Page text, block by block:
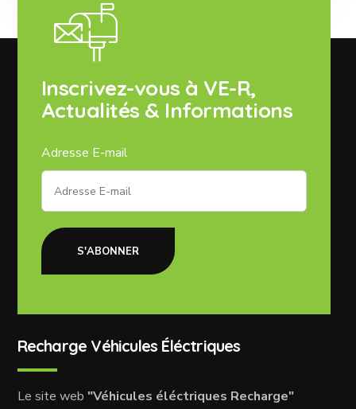
Inscrivez-vous à VE-R,
Actualités & Informations
Adresse E-mail
S'ABONNER
Recharge Véhicules Éléctriques
Le site web "Véhicules éléctriques Recharge"